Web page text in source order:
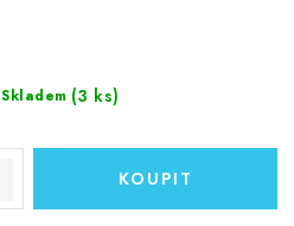
Skladem (3 ks)